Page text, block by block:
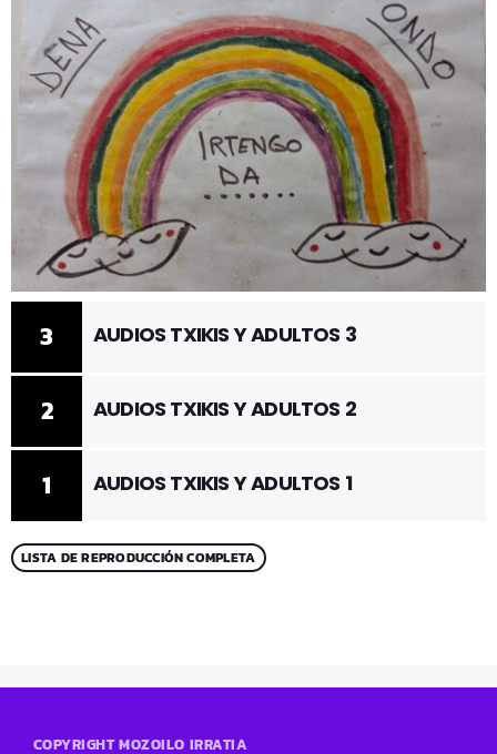
1 AUDIOS TXIKIS Y ADULTOS 1
2 AUDIOS TXIKIS Y ADULTOS 2
3 AUDIOS TXIKIS Y ADULTOS 3
LISTA DE REPRODUCCIÓN COMPLETA
COPYRIGHT MOZOILO IRRATIA